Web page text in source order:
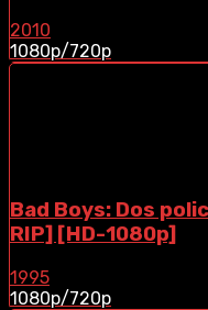
2010
1080p/720p
Bad Boys: Dos
RIP] [HD-1080p]
1995
1080p/720p